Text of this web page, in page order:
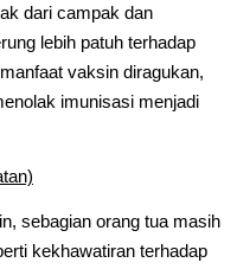
dari campak dan
lebih patuh terhadap
vaksin diragukan,
imunisasi menjadi
sebagian orang tua masih
kekhawatiran terhadap